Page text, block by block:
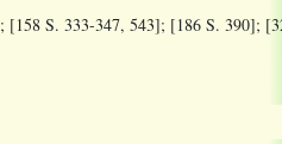
; [158 S. 333-347, 543]; [186 S. 390];